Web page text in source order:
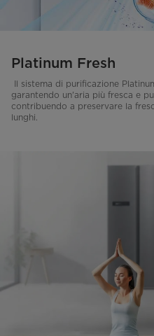
Platinum Fresh
Il sistema di purificazione
garantendo un'aria più fresca e
contribuendo a preservare la
lunghi.